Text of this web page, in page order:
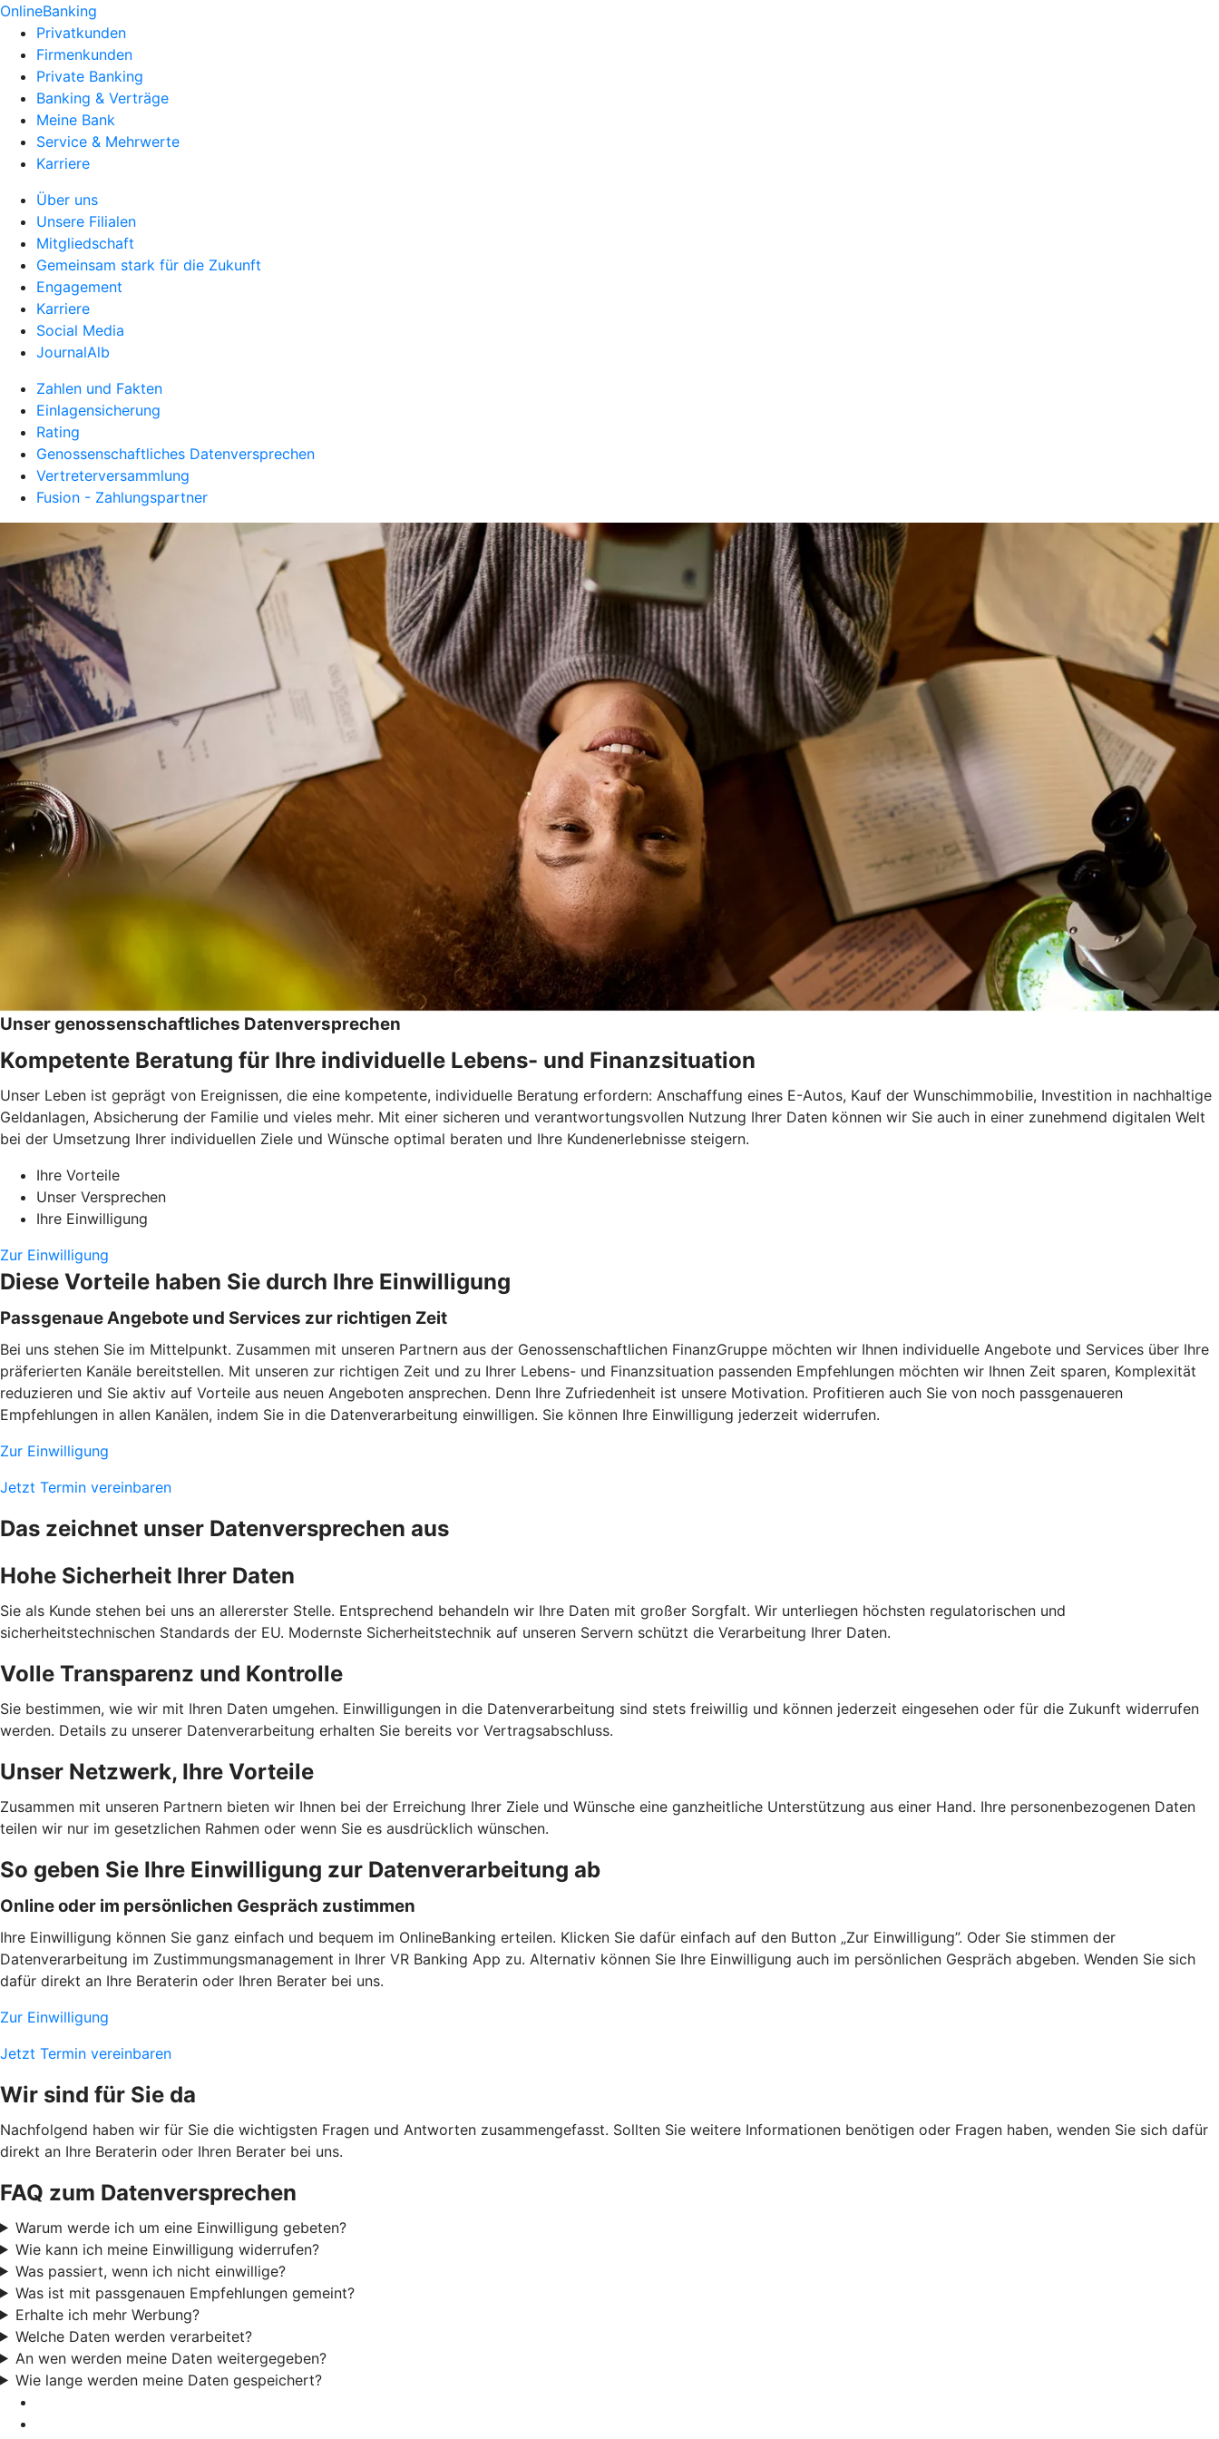
OnlineBanking
Privatkunden
Firmenkunden
Private Banking
Banking & Verträge
Meine Bank
Service & Mehrwerte
Karriere
Über uns
Unsere Filialen
Mitgliedschaft
Gemeinsam stark für die Zukunft
Engagement
Karriere
Social Media
JournalAlb
Zahlen und Fakten
Einlagensicherung
Rating
Genossenschaftliches Datenversprechen
Vertreterversammlung
Fusion - Zahlungspartner
Unser genossenschaftliches Datenversprechen
Kompetente Beratung für Ihre individuelle Lebens- und Finanzsituation
Unser Leben ist geprägt von Ereignissen, die eine kompetente, individuelle Beratung erfordern: Anschaffung eines E-Autos, Kauf der Wunschimmobilie, Investition in nachhaltige
Geldanlagen, Absicherung der Familie und vieles mehr. Mit einer sicheren und verantwortungsvollen Nutzung Ihrer Daten können wir Sie auch in einer zunehmend digitalen Welt
bei der Umsetzung Ihrer individuellen Ziele und Wünsche optimal beraten und Ihre Kundenerlebnisse steigern.
Ihre Vorteile
Unser Versprechen
Ihre Einwilligung
Zur Einwilligung
Diese Vorteile haben Sie durch Ihre Einwilligung
Passgenaue Angebote und Services zur richtigen Zeit
Bei uns stehen Sie im Mittelpunkt. Zusammen mit unseren Partnern aus der Genossenschaftlichen FinanzGruppe möchten wir Ihnen individuelle Angebote und Services über Ihre
präferierten Kanäle bereitstellen. Mit unseren zur richtigen Zeit und zu Ihrer Lebens- und Finanzsituation passenden Empfehlungen möchten wir Ihnen Zeit sparen, Komplexität
reduzieren und Sie aktiv auf Vorteile aus neuen Angeboten ansprechen. Denn Ihre Zufriedenheit ist unsere Motivation. Profitieren auch Sie von noch passgenaueren
Empfehlungen in allen Kanälen, indem Sie in die Datenverarbeitung einwilligen. Sie können Ihre Einwilligung jederzeit widerrufen.
Zur Einwilligung
Jetzt Termin vereinbaren
Das zeichnet unser Datenversprechen aus
Hohe Sicherheit Ihrer Daten
Sie als Kunde stehen bei uns an allererster Stelle. Entsprechend behandeln wir Ihre Daten mit großer Sorgfalt. Wir unterliegen höchsten regulatorischen und
sicherheitstechnischen Standards der EU. Modernste Sicherheitstechnik auf unseren Servern schützt die Verarbeitung Ihrer Daten.
Volle Transparenz und Kontrolle
Sie bestimmen, wie wir mit Ihren Daten umgehen. Einwilligungen in die Datenverarbeitung sind stets freiwillig und können jederzeit eingesehen oder für die Zukunft widerrufen
werden. Details zu unserer Datenverarbeitung erhalten Sie bereits vor Vertragsabschluss.
Unser Netzwerk, Ihre Vorteile
Zusammen mit unseren Partnern bieten wir Ihnen bei der Erreichung Ihrer Ziele und Wünsche eine ganzheitliche Unterstützung aus einer Hand. Ihre personenbezogenen Daten
teilen wir nur im gesetzlichen Rahmen oder wenn Sie es ausdrücklich wünschen.
So geben Sie Ihre Einwilligung zur Datenverarbeitung ab
Online oder im persönlichen Gespräch zustimmen
Ihre Einwilligung können Sie ganz einfach und bequem im OnlineBanking erteilen. Klicken Sie dafür einfach auf den Button „Zur Einwilligung”. Oder Sie stimmen der
Datenverarbeitung im Zustimmungsmanagement in Ihrer VR Banking App zu. Alternativ können Sie Ihre Einwilligung auch im persönlichen Gespräch abgeben. Wenden Sie sich
dafür direkt an Ihre Beraterin oder Ihren Berater bei uns.
Zur Einwilligung
Jetzt Termin vereinbaren
Wir sind für Sie da
Nachfolgend haben wir für Sie die wichtigsten Fragen und Antworten zusammengefasst. Sollten Sie weitere Informationen benötigen oder Fragen haben, wenden Sie sich dafür
direkt an Ihre Beraterin oder Ihren Berater bei uns.
FAQ zum Datenversprechen
Warum werde ich um eine Einwilligung gebeten?
Wie kann ich meine Einwilligung widerrufen?
Was passiert, wenn ich nicht einwillige?
Was ist mit passgenauen Empfehlungen gemeint?
Erhalte ich mehr Werbung?
Welche Daten werden verarbeitet?
An wen werden meine Daten weitergegeben?
Wie lange werden meine Daten gespeichert?